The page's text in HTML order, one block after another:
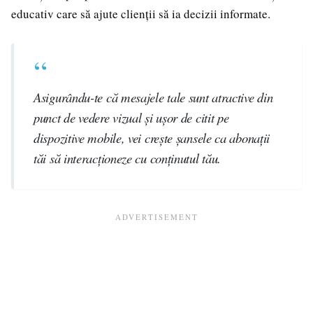
educativ care să ajute clienții să ia decizii informate.
Asigurându-te că mesajele tale sunt atractive din
punct de vedere vizual și ușor de citit pe
dispozitive mobile, vei crește șansele ca abonații
tăi să interacționeze cu conținutul tău.